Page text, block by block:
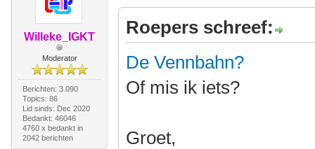
Willeke_IGKT
Moderator
Berichten: 3.090
Topics: 86
Lid sinds: Dec 2020
Bedankt: 46046
4760 x bedankt in
2042 berichten
Roepers schreef:
De Vennbahn?
Of mis ik iets?
Groet,